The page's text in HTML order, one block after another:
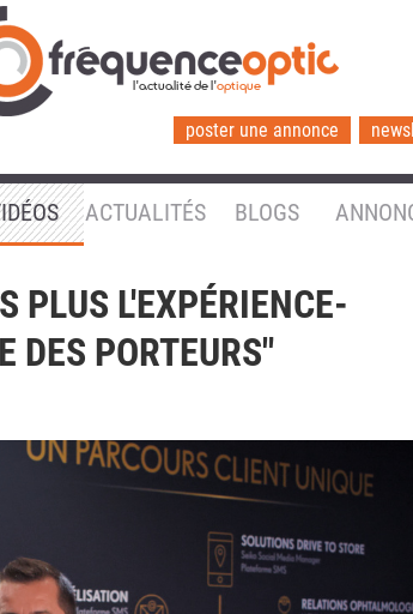
l'actualité de l'optique
poster une annonce
ACTUALITÉS BLOGS
PLUS L'EXPÉRIENCE-
DES PORTEURS"